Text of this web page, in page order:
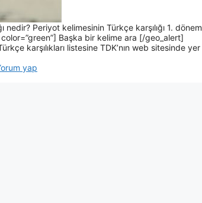
Periyot kelimesinin Türkçe karşılığı 1.
Başka bir kelime ara [/geo_alert]
karşılıkları listesine TDK’nın web sitesinde yer
yap